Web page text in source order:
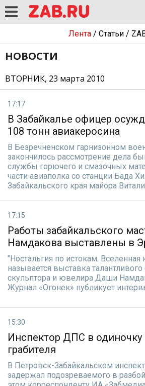
Лента/ Статьи/
НОВОСТИ
ВТОРНИК, 23 марта 2010
17:17
В Забайкалье офицер
108 тонн авиакеросина
В Безречненском гарнизонном
закончилось рассмотрение дела
службы горючего и смазочных
части авиаполка со станции Бада
Забайкальского края майора
17:15
Работы забайкальского
Намдакова выставлены в
"Ностальгия по истокам. Вселенная
называется выставка талантливого
скульптора и ювелира Даши
Журнал «Огонек» публикует
15:30
Инспектор ДПС в одиночку
грабителя
В Петровск-Забайкальском
задержал подозреваемого в